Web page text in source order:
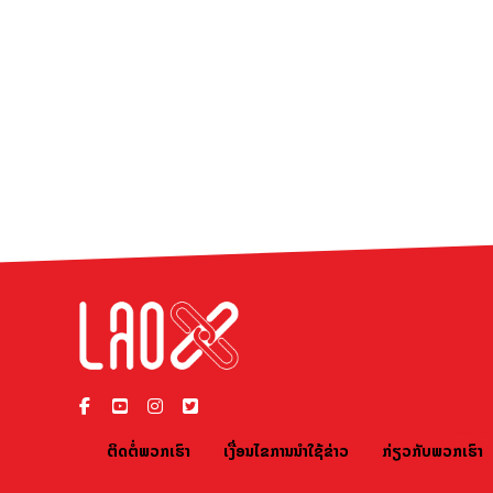
ຕິດຕໍ່ພວກເຮົາ ເງື່ອນໄຂການນຳໃຊ້ຂ່າວ ກ່ຽວກັບພວກເຮົາ